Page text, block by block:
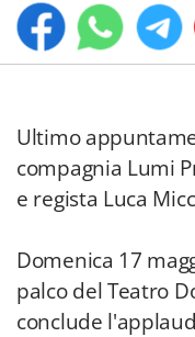
Ultimo
compagnia Lumi
e regista Luca
Domenica 17
palco del Teatro
conclude